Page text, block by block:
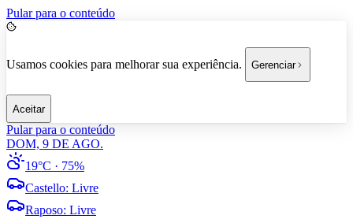
Pular para o conteúdo
Usamos cookies para melhorar sua experiência. Gerenciar
Aceitar
Pular para o conteúdo
DOM, 9 DE AGO.
19°C · 75%
Castello: Livre
Raposo: Livre